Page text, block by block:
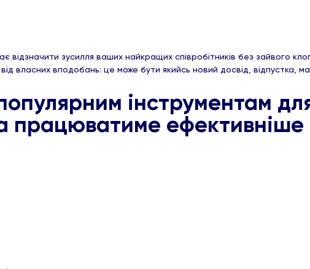
відзначити зусилля ваших найкращих співробітників без зайвого
власних вподобань: це може бути якийсь новий досвід,
інструментам
працюватиме ефективніше